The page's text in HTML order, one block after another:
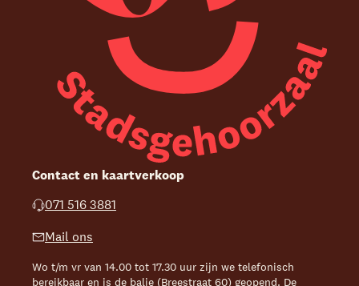
Contact en kaartverkoop
071 516 3881
Mail ons
Wo t/m vr van 14.00 tot 17.30 uur zijn we telefonisch
bereikbaar en is de balie (Breestraat 60) geopend. De